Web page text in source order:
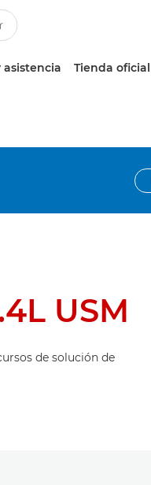
asistencia Tienda oficial
USM
de solución de